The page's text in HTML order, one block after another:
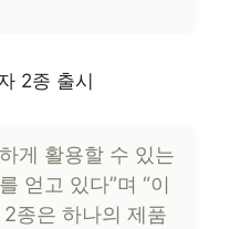
2종 출시
게 활용할 수 있는
얻고 있다”며 “이
종은 하나의 제품